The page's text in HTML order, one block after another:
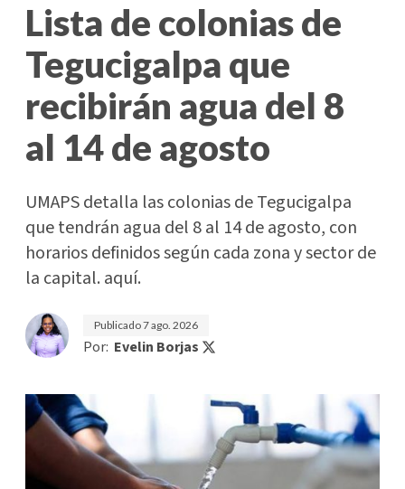
Lista de colonias de
Tegucigalpa que
recibirán agua del 8
al 14 de agosto
UMAPS detalla las colonias de Tegucigalpa
que tendrán agua del 8 al 14 de agosto, con
horarios definidos según cada zona y sector de
la capital. aquí.
Publicado7 ago. 2026
Por: Evelin Borjas